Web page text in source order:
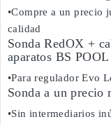
•Compre a un precio
calidad
Sonda RedOX +
aparatos BS POOL
•Para regulador Evo
Sonda a un precio
•Sin intermediarios